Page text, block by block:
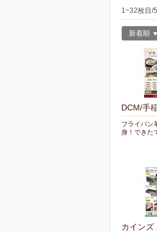
1~32枚目/
新着順
DCM/手
フライパン
身！できた
カインズ